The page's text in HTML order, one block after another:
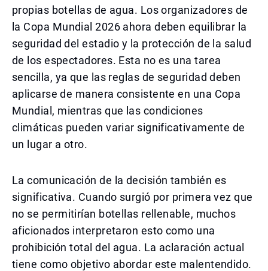
propias botellas de agua. Los organizadores de
la Copa Mundial 2026 ahora deben equilibrar la
seguridad del estadio y la protección de la salud
de los espectadores. Esta no es una tarea
sencilla, ya que las reglas de seguridad deben
aplicarse de manera consistente en una Copa
Mundial, mientras que las condiciones
climáticas pueden variar significativamente de
un lugar a otro.
La comunicación de la decisión también es
significativa. Cuando surgió por primera vez que
no se permitirían botellas rellenable, muchos
aficionados interpretaron esto como una
prohibición total del agua. La aclaración actual
tiene como objetivo abordar este malentendido.